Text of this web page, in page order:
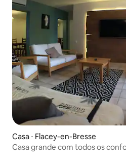
Casa ⋅ Flacey-en-Bresse
Casa grande com todos os